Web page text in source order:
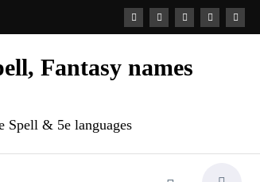
Fantasy names
Spell & 5e languages